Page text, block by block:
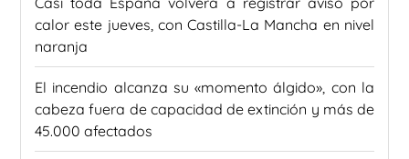
calor este jueves, con Castilla-La Mancha en nivel
naranja
El incendio alcanza su «momento álgido», con la
cabeza fuera de capacidad de extinción y más de
45.000 afectados